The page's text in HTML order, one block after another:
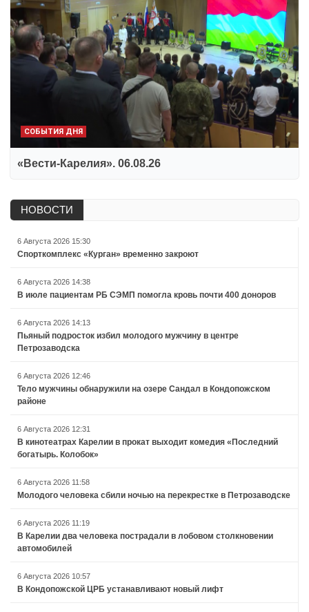
СОБЫТИЯ ДНЯ
«Вести-Карелия». 06.08.26
НОВОСТИ
6 Августа 2026 15:30
Спорткомплекс «Курган» временно закроют
6 Августа 2026 14:38
В июле пациентам РБ СЭМП помогла кровь почти 400 доноров
6 Августа 2026 14:13
Пьяный подросток избил молодого мужчину в центре
Петрозаводска
6 Августа 2026 12:46
Тело мужчины обнаружили на озере Сандал в Кондопожском
районе
6 Августа 2026 12:31
В кинотеатрах Карелии в прокат выходит комедия «Последний
богатырь. Колобок»
6 Августа 2026 11:58
Молодого человека сбили ночью на перекрестке в Петрозаводске
6 Августа 2026 11:19
В Карелии два человека пострадали в лобовом столкновении
автомобилей
6 Августа 2026 10:57
В Кондопожской ЦРБ устанавливают новый лифт